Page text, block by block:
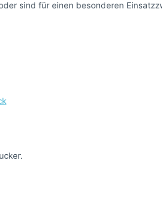
sind für einen besonderen